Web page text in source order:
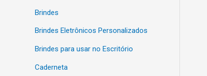
Brindes
Brindes Eletrônicos Personalizados
Brindes para usar no Escritório
Caderneta